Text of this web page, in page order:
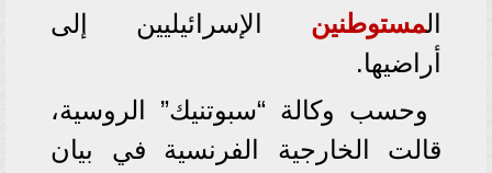
المستوطنين الإسرائيليين إلى
أراضيها.
وحسب وكالة “سبوتنيك” الروسية،
قالت الخارجية الفرنسية في بيان